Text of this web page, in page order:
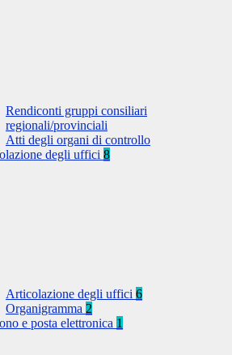
Rendiconti gruppi consiliari
regionali/provinciali
Atti degli organi di controllo
degli uffici 8
Articolazione degli uffici 6
Organigramma 2
e posta elettronica 1